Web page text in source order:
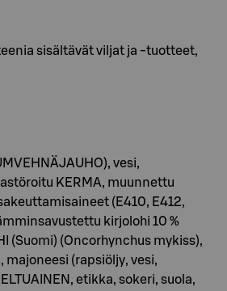
sisältävät viljat ja -tuotteet,
vesi,
KERMA, muunnettu
(E410, E412,
kirjolohi 10 %
(Suomi) (Oncorhynchus mykiss),
majoneesi (rapsiöljy, vesi,
etikka, sokeri, suola,